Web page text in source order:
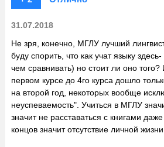
31.07.2018
Не зря, конечно, МГЛУ лучший
буду спорить, что как учат языку
чем сравнивать) но стоит ли оно того?
первом курсе до 4го курса дошло
на второй год, некоторых вообще
неуспеваемость". Учиться в МГЛУ
значит не расставаться с книгами
концов значит отсутствие личной